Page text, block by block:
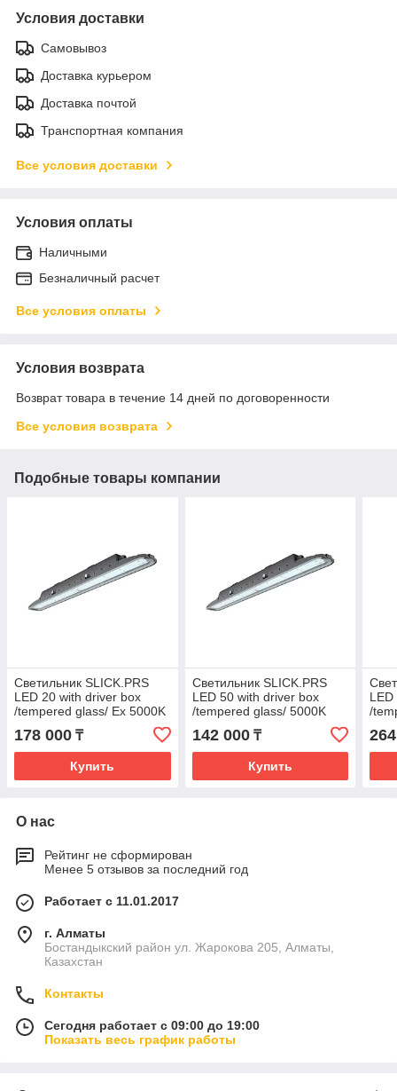
Условия доставки
Самовывоз
Доставка курьером
Доставка почтой
Транспортная компания
Все условия доставки
Условия оплаты
Наличными
Безналичный расчет
Все условия оплаты
Условия возврата
Возврат товара в течение 14 дней по договоренности
Все условия возврата
Подобные товары компании
Светильник SLICK.PRS
LED 20 with driver box
/tempered glass/ Ex 5000K
178 000 ₸
Купить
Светильник SLICK.PRS
LED 50 with driver box
/tempered glass/ 5000K
142 000₸
Купить
/
О нас
Рейтинг не сформирован
Менее 5 отзывов за последний год
Работает с 11.01.2017
г. Алматы
Бостандыкский район ул. Жарокова 205, Алматы,
Казахстан
Контакты
Сегодня работает с 09:00 до 19:00
Показать весь график работы